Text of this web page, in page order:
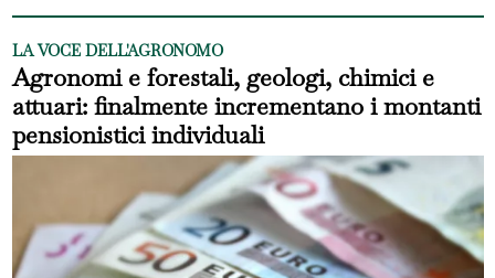
LA VOCE DELL'AGRONOMO
Agronomi e forestali, geologi, chimici e
attuari: finalmente incrementano i montanti
pensionistici individuali